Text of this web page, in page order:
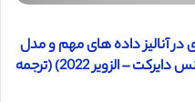
در آنالیز داده های مهم و مدل
سازی ریسک های تصمیم گیری (ساینس دایرکت – الزویر 2022) (ترجمه